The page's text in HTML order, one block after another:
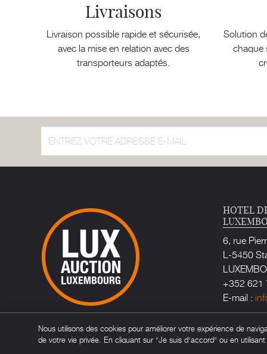
Livraisons
Livraison possible rapide et sécurisée,
avec la mise en relation avec des
transporteurs adaptés.
Solution
chaque
HOTEL
6, rue
L-5450
+352 621
E-mail :
Maître
Nous utilisons des cookies pour améliorer votre expérience de
de votre vie privée. En cliquant sur "Je suis d'accord" ou en